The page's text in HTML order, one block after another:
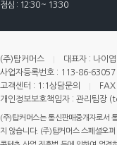
점심 : 12:30 ~ 13:30
(주)탑커머스 대표자 : 나이엽
사업자등록번호 : 113-86-63057
고객센터 : 1:1상담문의
개인정보보호책임자 : 관리팀
(주)탑커머스는 통신판매중개자로서
지 않습니다. (주)탑커머스 스페셜오